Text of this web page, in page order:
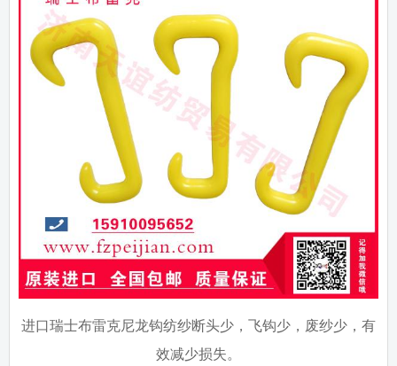
进口瑞士布雷克尼龙钩纺纱断头少，飞钩少，废纱少，有
效减少损失。